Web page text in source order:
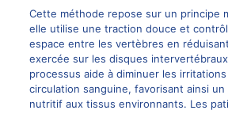
Cette méthode repose sur un principe
elle utilise une traction douce et
espace entre les vertèbres en
exercée sur les disques
processus aide à diminuer les
circulation sanguine, favorisant ainsi
nutritif aux tissus environnants. Les